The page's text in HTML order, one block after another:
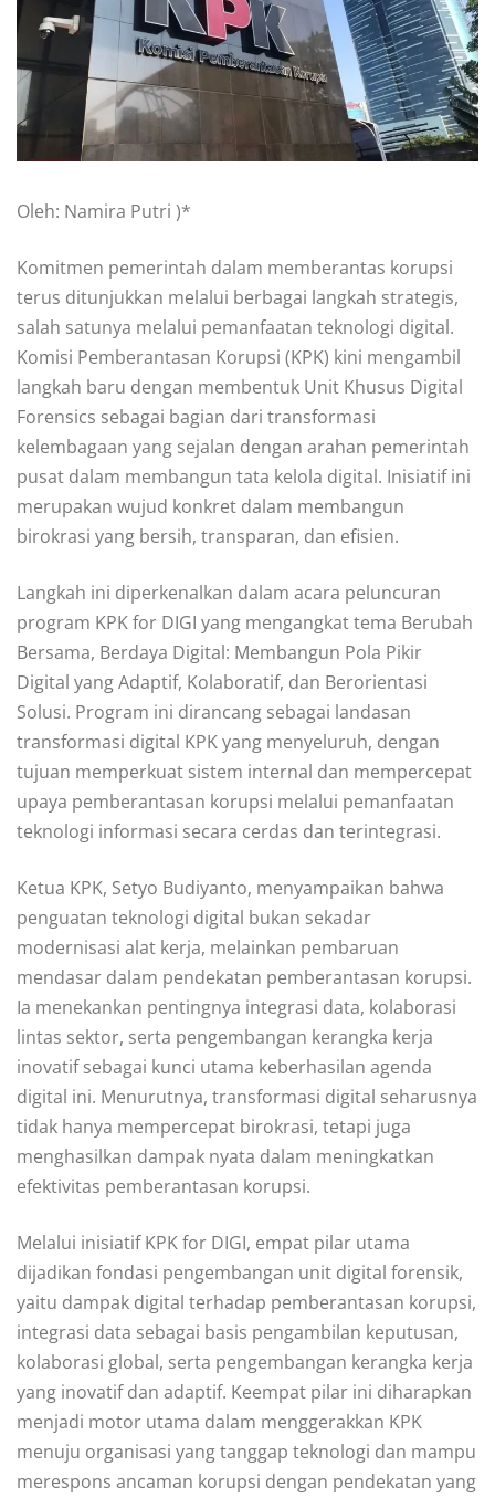
Oleh: Namira Putri )*
Komitmen pemerintah dalam memberantas korupsi
terus ditunjukkan melalui berbagai langkah strategis,
salah satunya melalui pemanfaatan teknologi digital.
Komisi Pemberantasan Korupsi (KPK) kini mengambil
langkah baru dengan membentuk Unit Khusus Digital
Forensics sebagai bagian dari transformasi
kelembagaan yang sejalan dengan arahan pemerintah
pusat dalam membangun tata kelola digital. Inisiatif ini
merupakan wujud konkret dalam membangun
birokrasi yang bersih, transparan, dan efisien.
Langkah ini diperkenalkan dalam acara peluncuran
program KPK for DIGI yang mengangkat tema Berubah
Bersama, Berdaya Digital: Membangun Pola Pikir
Digital yang Adaptif, Kolaboratif, dan Berorientasi
Solusi. Program ini dirancang sebagai landasan
transformasi digital KPK yang menyeluruh, dengan
tujuan memperkuat sistem internal dan mempercepat
upaya pemberantasan korupsi melalui pemanfaatan
teknologi informasi secara cerdas dan terintegrasi.
Ketua KPK, Setyo Budiyanto, menyampaikan bahwa
penguatan teknologi digital bukan sekadar
modernisasi alat kerja, melainkan pembaruan
mendasar dalam pendekatan pemberantasan korupsi.
Ia menekankan pentingnya integrasi data, kolaborasi
lintas sektor, serta pengembangan kerangka kerja
inovatif sebagai kunci utama keberhasilan agenda
digital ini. Menurutnya, transformasi digital seharusnya
tidak hanya mempercepat birokrasi, tetapi juga
menghasilkan dampak nyata dalam meningkatkan
efektivitas pemberantasan korupsi.
Melalui inisiatif KPK for DIGI, empat pilar utama
dijadikan fondasi pengembangan unit digital forensik,
yaitu dampak digital terhadap pemberantasan korupsi,
integrasi data sebagai basis pengambilan keputusan,
kolaborasi global, serta pengembangan kerangka kerja
yang inovatif dan adaptif. Keempat pilar ini diharapkan
menjadi motor utama dalam menggerakkan KPK
menuju organisasi yang tanggap teknologi dan mampu
merespons ancaman korupsi dengan pendekatan yang